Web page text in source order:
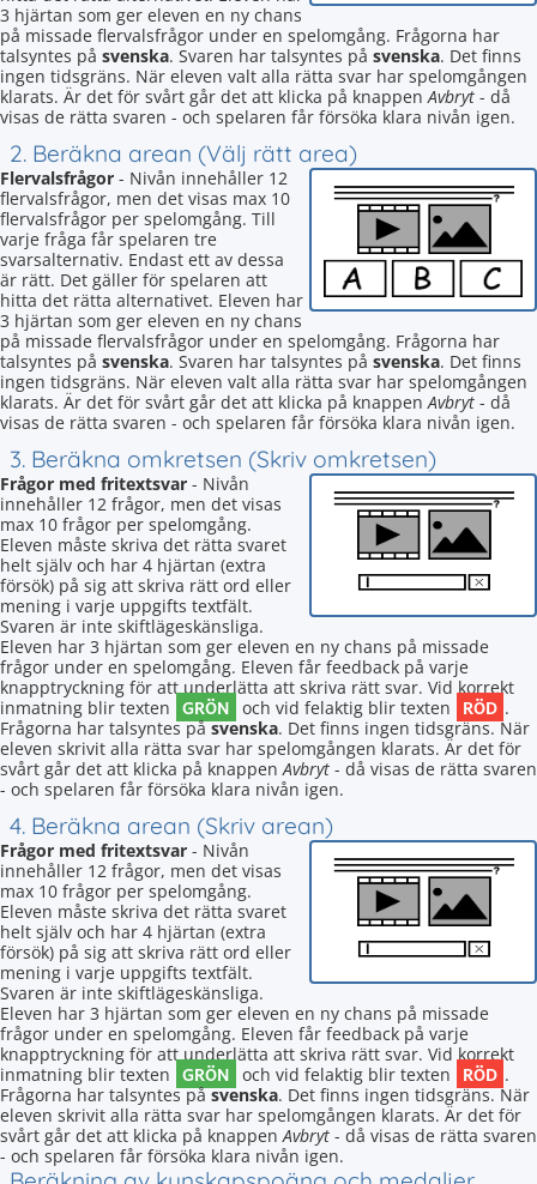
3 hjärtan som ger eleven en ny chans
på missade flervalsfrågor under en spelomgång. Frågorna har
talsyntes på svenska. Svaren har talsyntes på svenska. Det finns
ingen tidsgräns. När eleven valt alla rätta svar har spelomgången
klarats. Är det för svårt går det att klicka på knappenAvbryt - då
visas de rätta svaren - och spelaren får försöka klara nivån igen.
2. Beräkna arean (Välj rätt area)
Flervalsfrågor - Nivån innehåller 12
flervalsfrågor, men det visas max 10
flervalsfrågor per spelomgång. Till
varje fråga får spelaren tre
svarsalternativ. Endast ett av dessa
är rätt. Det gäller för spelaren att
hitta det rätta alternativet. Eleven har
3 hjärtan som ger eleven en ny chans
på missade flervalsfrågor under en spelomgång. Frågorna har
talsyntes på svenska. Svaren har talsyntes på svenska. Det finns
ingen tidsgräns. När eleven valt alla rätta svar har spelomgången
klarats. Är det för svårt går det att klicka på knappenAvbryt - då
visas de rätta svaren - och spelaren får försöka klara nivån igen.
3. Beräkna omkretsen (Skriv omkretsen)
Frågor med fritextsvar - Nivån
innehåller 12 frågor, men det visas
max 10 frågor per spelomgång.
Eleven måste skriva det rätta svaret
helt själv och har 4 hjärtan (extra
försök) på sig att skriva rätt ord eller
mening i varje uppgifts textfält.
Svaren är inte skiftlägeskänsliga.
Eleven har 3 hjärtan som ger eleven en ny chans på missade
frågor under en spelomgång. Eleven får feedback på varje
knapptryckning för att underlätta att skriva rätt svar. Vid korrekt
inmatning blir texten GRÖN och vid felaktig blir texten RÖD .
Frågorna har talsyntes påsvenska. Det finns ingen tidsgräns. När
eleven skrivit alla rätta svar har spelomgången klarats. Är det för
svårt går det att klicka på knappenAvbryt - då visas de rätta svaren
- och spelaren får försöka klara nivån igen.
4. Beräkna arean (Skriv arean)
Frågor med fritextsvar - Nivån
innehåller 12 frågor, men det visas
max 10 frågor per spelomgång.
Eleven måste skriva det rätta svaret
helt själv och har 4 hjärtan (extra
försök) på sig att skriva rätt ord eller
mening i varje uppgifts textfält.
Svaren är inte skiftlägeskänsliga.
Eleven har 3 hjärtan som ger eleven en ny chans på missade
frågor under en spelomgång. Eleven får feedback på varje
knapptryckning för att underlätta att skriva rätt svar. Vid korrekt
inmatning blir texten GRÖN och vid felaktig blir texten RÖD .
Frågorna har talsyntes påsvenska. Det finns ingen tidsgräns. När
eleven skrivit alla rätta svar har spelomgången klarats. Är det för
svårt går det att klicka på knappenAvbryt - då visas de rätta svaren
- och spelaren får försöka klara nivån igen.